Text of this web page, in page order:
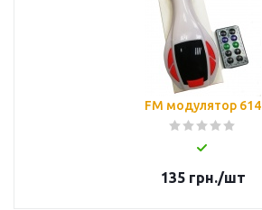
FM модулятор 614
135грн./шт